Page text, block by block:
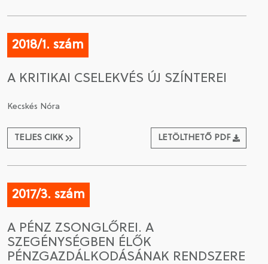
2018/1. szám
A KRITIKAI CSELEKVÉS ÚJ SZÍNTEREI
Kecskés Nóra
TELJES CIKK LETÖLTHETŐ PDF
2017/3. szám
A PÉNZ ZSONGLŐREI. A
SZEGÉNYSÉGBEN ÉLŐK
PÉNZGAZDÁLKODÁSÁNAK RENDSZERE